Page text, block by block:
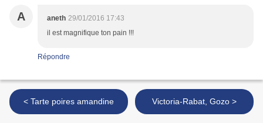
A aneth 29/01/2016 17:43
il est magnifique ton pain !!!
Répondre
< Tarte poires amandine Victoria-Rabat, Gozo >